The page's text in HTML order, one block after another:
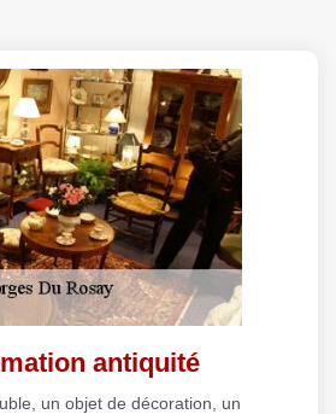
antiquité
un objet de décoration, un